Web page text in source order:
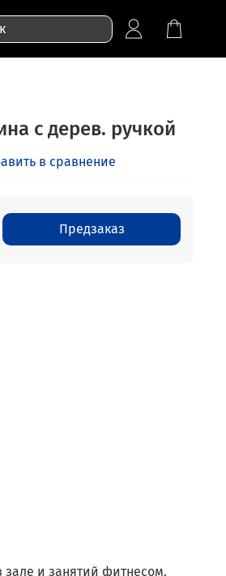
с дерев. ручкой
в сравнение
Предзаказ
зале и занятий фитнесом.